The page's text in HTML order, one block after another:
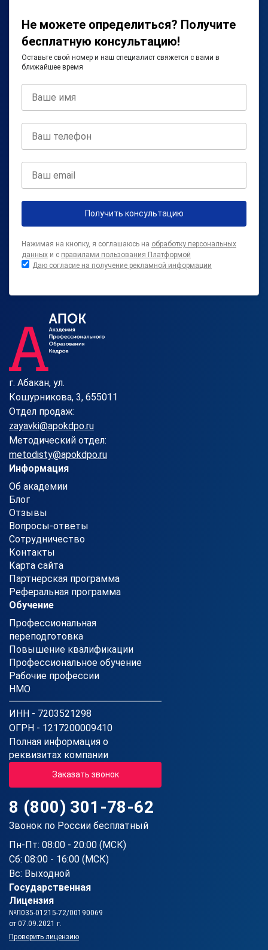
Не можете определиться? Получите
бесплатную консультацию!
Оставьте свой номер и наш специалист свяжется с вами в
ближайшее время
Получить консультацию
Нажимая на кнопку, я соглашаюсь на обработку персональных
данных и с правилами пользования Платформой
Даю согласие на получение рекламной информации
г. Абакан, ул.
Кошурникова, 3, 655011
Отдел продаж:
zayavki@apokdpo.ru
Методический отдел:
metodisty@apokdpo.ru
Информация
Об академии
Блог
Отзывы
Вопросы-ответы
Сотрудничество
Контакты
Карта сайта
Партнерская программа
Реферальная программа
Обучение
Профессиональная
переподготовка
Повышение квалификации
Профессиональное обучение
Рабочие профессии
НМО
ИНН - 7203521298
ОГРН - 1217200009410
Полная информация о
реквизитах компании
Заказать звонок
8 (800) 301-78-62
Звонок по России бесплатный
Пн-Пт: 08:00 - 20:00 (МСК)
Сб: 08:00 - 16:00 (МСК)
Вс: Выходной
Государственная
Лицензия
№Л035-01215-72/00190069
от 07.09.2021 г.
Проверить лицензию